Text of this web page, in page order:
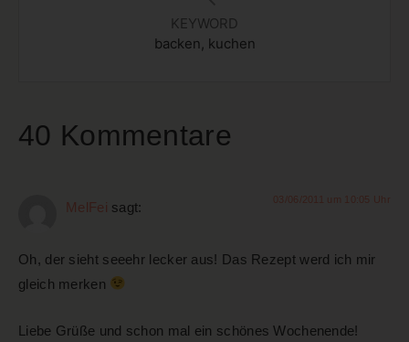
KEYWORD
backen, kuchen
40 Kommentare
MelFei sagt: 03/06/2011 um 10:05 Uhr
Oh, der sieht seeehr lecker aus! Das Rezept werd ich mir
gleich merken
Liebe Grüße und schon mal ein schönes Wochenende!